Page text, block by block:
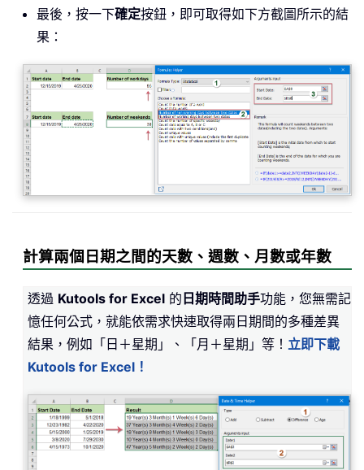
最後，按一下確定按鈕，即可取得如下方截圖所示的結
果：
計算兩個日期之間的天數、週數、月數或年數
透過 Kutools for Excel 的 日期時間助手功能，您無需記
憶任何公式，就能依需求快速取得兩日期間的多種差異
結果，例如「日＋星期」、「月＋星期」等！ 立即下載
Kutools for Excel！